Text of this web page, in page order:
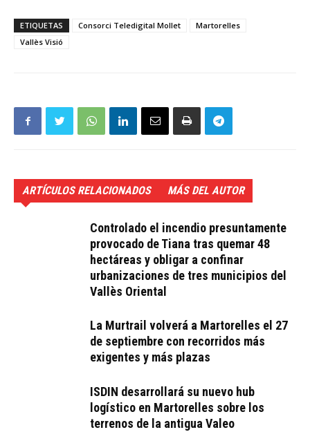
ETIQUETAS Consorci Teledigital Mollet
Martorelles
Vallès Visió
ARTÍCULOS RELACIONADOS MÁS DEL AUTOR
Controlado el incendio presuntamente
provocado de Tiana tras quemar 48
hectáreas y obligar a confinar
urbanizaciones de tres municipios del
Vallès Oriental
La Murtrail volverá a Martorelles el 27
de septiembre con recorridos más
exigentes y más plazas
ISDIN desarrollará su nuevo hub
logístico en Martorelles sobre los
terrenos de la antigua Valeo